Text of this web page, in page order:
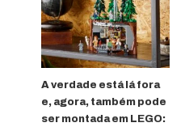
A verdade está lá fora
e, agora, também pode
ser montada em LEGO: